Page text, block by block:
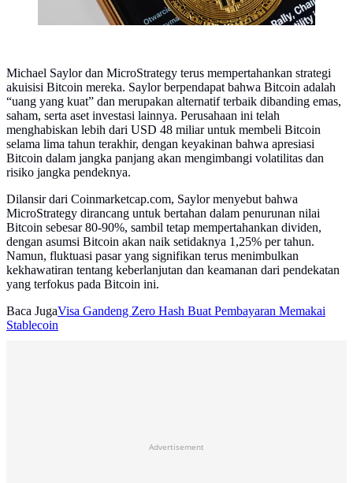
Michael Saylor dan MicroStrategy terus mempertahankan strategi
akuisisi Bitcoin mereka. Saylor berpendapat bahwa Bitcoin adalah
“uang yang kuat” dan merupakan alternatif terbaik dibanding emas,
saham, serta aset investasi lainnya. Perusahaan ini telah
menghabiskan lebih dari USD 48 miliar untuk membeli Bitcoin
selama lima tahun terakhir, dengan keyakinan bahwa apresiasi
Bitcoin dalam jangka panjang akan mengimbangi volatilitas dan
risiko jangka pendeknya.
Dilansir dari Coinmarketcap.com, Saylor menyebut bahwa
MicroStrategy dirancang untuk bertahan dalam penurunan nilai
Bitcoin sebesar 80-90%, sambil tetap mempertahankan dividen,
dengan asumsi Bitcoin akan naik setidaknya 1,25% per tahun.
Namun, fluktuasi pasar yang signifikan terus menimbulkan
kekhawatiran tentang keberlanjutan dan keamanan dari pendekatan
yang terfokus pada Bitcoin ini.
Baca JugaVisa Gandeng Zero Hash Buat Pembayaran Memakai
Stablecoin
Advertisement